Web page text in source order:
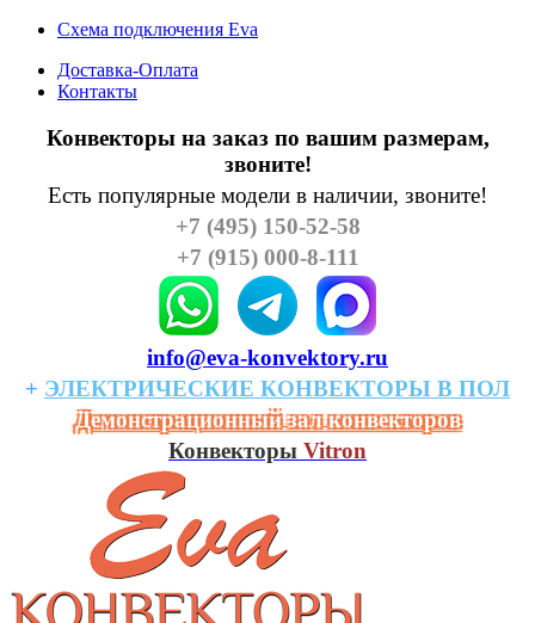
Схема подключения Eva
Доставка-Оплата
Контакты
Конвекторы на заказ по вашим размерам,
звоните!
Есть популярные модели в наличии, звоните!
+7 (495) 150-52-58
+7 (915) 000-8-111
info@eva-konvektory.ru
+ ЭЛЕКТРИЧЕСКИЕ КОHВЕКТОРЫ В ПОЛ
Демонстрационный зал конвекторов
Конвекторы Vitron